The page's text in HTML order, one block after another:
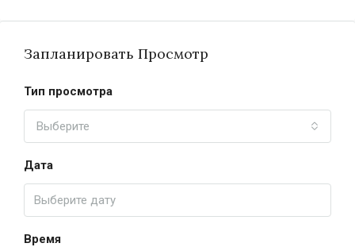
Запланировать Просмотр
Тип просмотра
Выберите
Дата
Время